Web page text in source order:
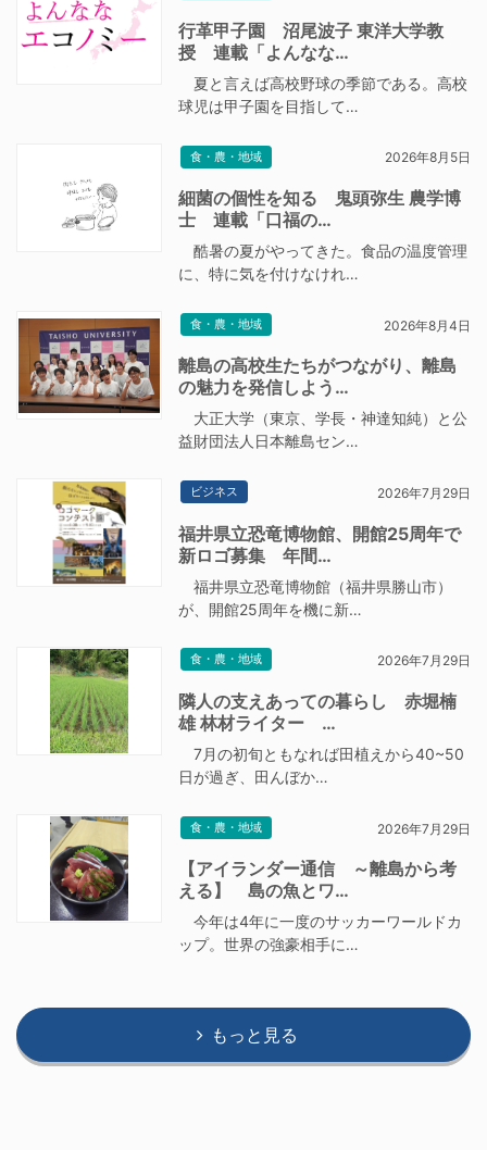
行革甲子園 沼尾波子 東洋大学教
授 連載「よんなな…
夏と言えば高校野球の季節である。高校
球児は甲子園を目指して…
食・農・地域 2026年8月5日
細菌の個性を知る 鬼頭弥生 農学博
士 連載「口福の…
酷暑の夏がやってきた。食品の温度管理
に、特に気を付けなけれ…
食・農・地域 2026年8月4日
離島の高校生たちがつながり、離島
の魅力を発信しよう…
大正大学（東京、学長・神達知純）と公
益財団法人日本離島セン…
ビジネス 2026年7月29日
福井県立恐竜博物館、開館25周年で
新ロゴ募集 年間…
福井県立恐竜博物館（福井県勝山市）
が、開館25周年を機に新…
食・農・地域 2026年7月29日
隣人の支えあっての暮らし 赤堀楠
雄 林材ライター …
7月の初旬ともなれば田植えから40~50
日が過ぎ、田んぼか…
食・農・地域 2026年7月29日
【アイランダー通信 ～離島から考
える】 島の魚とワ…
今年は4年に一度のサッカーワールドカ
ップ。世界の強豪相手に…
もっと見る